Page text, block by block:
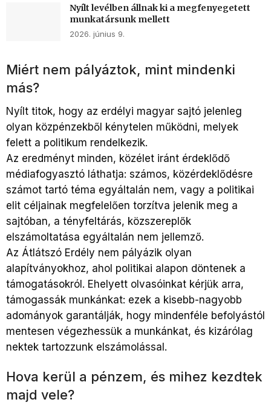
Nyílt levélben állnak ki a megfenyegetett
munkatársunk mellett
2026. június 9.
Miért nem pályáztok, mint mindenki
más?
Nyílt titok, hogy az erdélyi magyar sajtó jelenleg
olyan közpénzekből kénytelen működni, melyek
felett a politikum rendelkezik.
Az eredményt minden, közélet iránt érdeklődő
médiafogyasztó láthatja: számos, közérdeklődésre
számot tartó téma egyáltalán nem, vagy a politikai
elit céljainak megfelelően torzítva jelenik meg a
sajtóban, a tényfeltárás, közszereplők
elszámoltatása egyáltalán nem jellemző.
Az Átlátszó Erdély nem pályázik olyan
alapítványokhoz, ahol politikai alapon döntenek a
támogatásokról. Ehelyett olvasóinkat kérjük arra,
támogassák munkánkat: ezek a kisebb-nagyobb
adományok garantálják, hogy mindenféle befolyástól
mentesen végezhessük a munkánkat, és kizárólag
nektek tartozzunk elszámolással.
Hova kerül a pénzem, és mihez kezdtek
majd vele?